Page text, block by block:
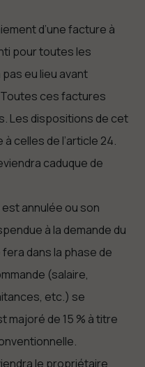
d’une facture à
pour toutes les
eu lieu avant
Toutes ces factures
Les dispositions de cet
celles de l’article 24.
caduque de
annulée ou son
à la demande du
dans la phase de
(salaire,
etc.) se
majoré de 15 % à titre
le propriétaire